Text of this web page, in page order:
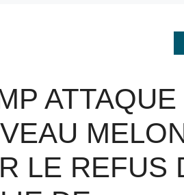
ATTAQUE
LE REFUS